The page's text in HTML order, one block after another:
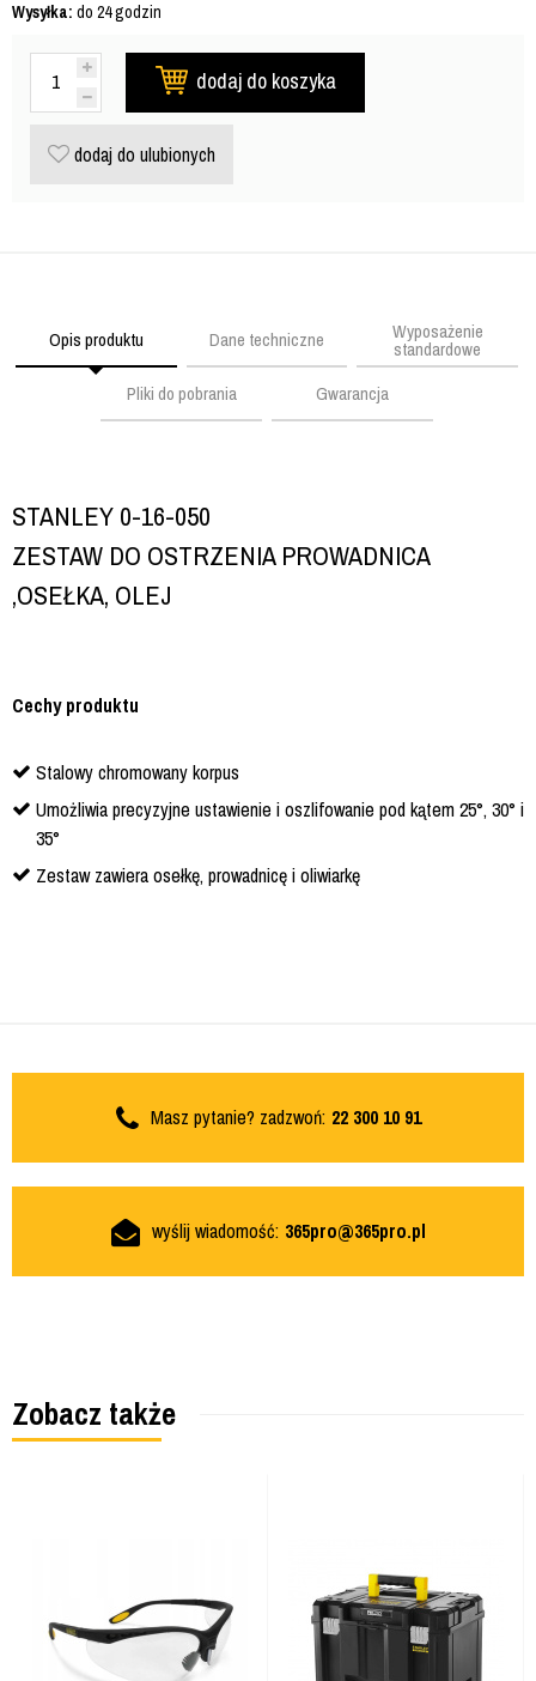
Wysyłka: do 24 godzin
dodaj do koszyka
dodaj do ulubionych
Opis produktu Dane techniczne Wyposażenie
standardowe
Pliki do pobrania
Gwarancja
STANLEY 0-16-050
ZESTAW DO OSTRZENIA PROWADNICA
,OSEŁKA, OLEJ
Cechy produktu
Stalowy chromowany korpus
Umożliwia precyzyjne ustawienie i oszlifowanie pod kątem 25°, 30° i
35°
Zestaw zawiera osełkę, prowadnicę i oliwiarkę
Masz pytanie? zadzwoń: 22 300 10 91
wyślij wiadomość: 365pro@365pro.pl
Zobacz także